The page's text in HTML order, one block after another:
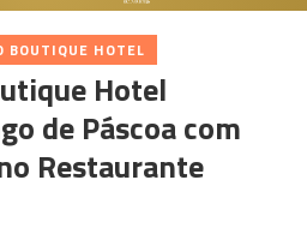
BOUTIQUE HOTEL
Hotel
de Páscoa com
Restaurante